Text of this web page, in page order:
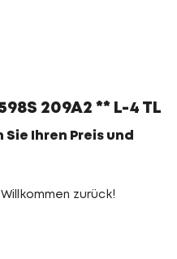
209A2 ** L-4 TL
Sie Ihren Preis und
zurück!